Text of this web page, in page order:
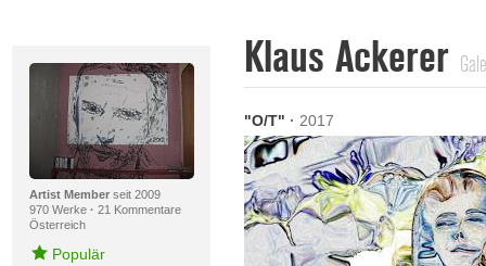
Artist Memberseit 2009
970 Werke · 21 Kommentare
Österreich
Populär
Klaus Ackerer
"O/T" · 2017